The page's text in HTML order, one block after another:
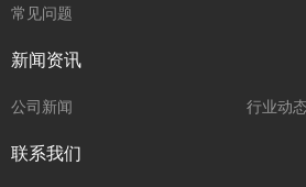
常见问题
新闻资讯
公司新闻 行业动
联系我们